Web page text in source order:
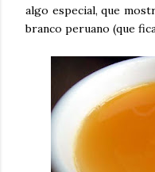
algo especial, que
branco peruano (que